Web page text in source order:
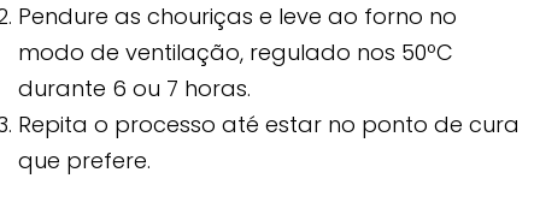
Pendure as chouriças e leve ao forno no
modo de ventilação, regulado nos 50ºC
durante 6 ou 7 horas.
Repita o processo até estar no ponto de cura
que prefere.